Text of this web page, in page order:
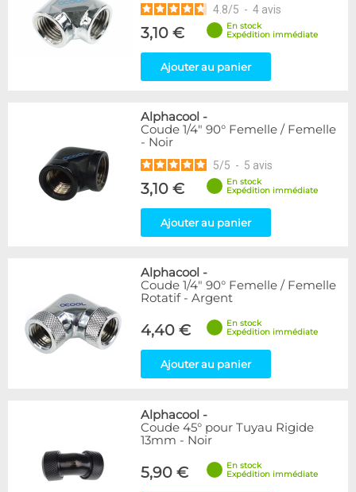
4.8/5 - 4 avis
3,10 €
En stock
Expédition immédiate
Ajouter au panier
Alphacool -
Coude 1/4" 90° Femelle / Femelle
- Noir
5/5 - 5 avis
3,10 €
En stock
Expédition immédiate
Ajouter au panier
Alphacool -
Coude 1/4" 90° Femelle / Femelle
Rotatif - Argent
4,40 €
En stock
Expédition immédiate
Ajouter au panier
Alphacool -
Coude 45° pour Tuyau Rigide
13mm - Noir
5,90 €
En stock
Expédition immédiate